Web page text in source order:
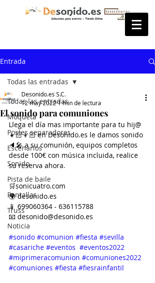
Entrada
Todas las entradas
Moqueta
Postes separadores
Escenarios
Sonido
Pista de baile
Pantallas
Truss
Noticia
Todas las entradas
El sonido para comuniones
Desonido.es S.C.
12 may 20221 min de lectura
Llega el día mas importante para tu hij@
👧🏻👦🏻 en Desonido.es le damos sonido
🔈🎤 a su comunión, equipos completos
desde 100€ con música incluida, realice
su reserva ahora.
🛒sonicuatro.com
🌍 desonido.es
📱 699060364 - 636115788
📧 desonido@desonido.es
#sonido #comunion #fiesta #sevilla
#casariche #eventos #eventos2022
#miprimeracomunion #comuniones2022
#comuniones #fiesta #fiesrainfantil